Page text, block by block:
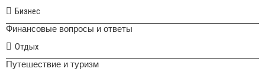
Бизнес
Финансовые вопросы и ответы
Отдых
Путешествие и туризм